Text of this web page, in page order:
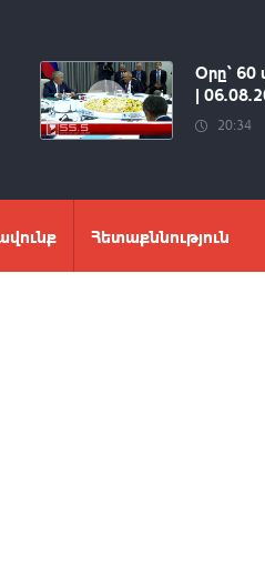
Օրը՝ 60
|
20:34
Հետաքննություն